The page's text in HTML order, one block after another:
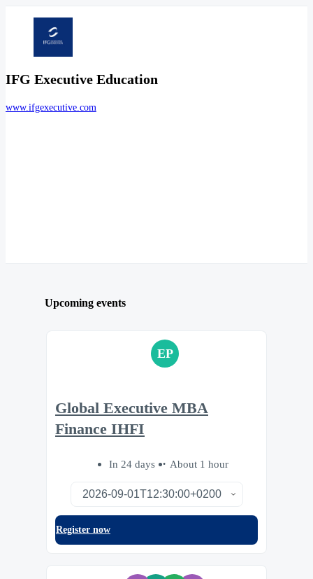
IFG Executive Education
www.ifgexecutive.com
Upcoming events
EP
Global Executive MBA
Finance IHFI
In 24 days About 1 hour
Register now